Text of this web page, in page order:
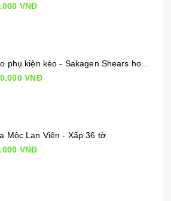
VNĐ
VNĐ
Mộc Lan Viên - Xấp 36 tờ
VNĐ